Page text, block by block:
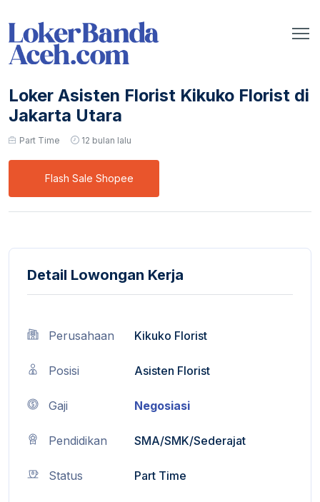
Loker Asisten Florist Kikuko Florist di
Jakarta Utara
Part Time 12 bulan lalu
Flash Sale Shopee
Detail Lowongan Kerja
Perusahaan Kikuko Florist
Posisi Asisten Florist
Gaji Negosiasi
Pendidikan SMA/SMK/Sederajat
Status Part Time